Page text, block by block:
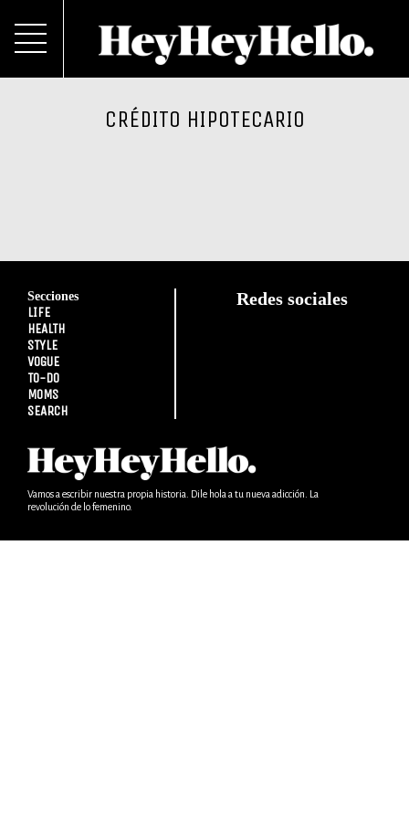
CRÉDITO HIPOTECARIO
Secciones
LIFE
HEALTH
STYLE
VOGUE
TO-DO
MOMS
SEARCH
Redes sociales
Vamos a escribir nuestra propia historia. Dile hola a tu nueva adicción. La
revolución de lo femenino.